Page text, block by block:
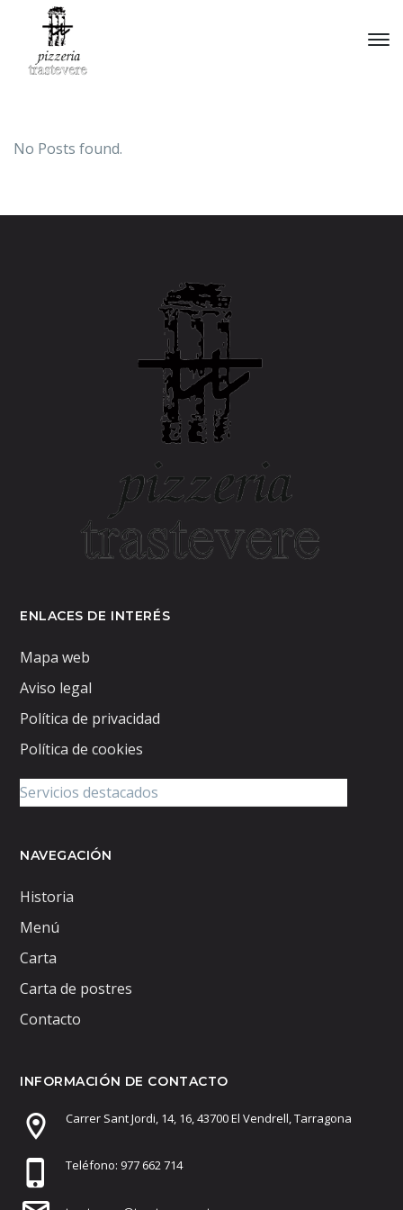
No Posts found.
ENLACES DE INTERÉS
Mapa web
Aviso legal
Política de privacidad
Política de cookies
NAVEGACIÓN
Historia
Menú
Carta
Carta de postres
Contacto
INFORMACIÓN DE CONTACTO
Carrer Sant Jordi, 14, 16, 43700 El Vendrell, Tarragona
Teléfono: 977 662 714